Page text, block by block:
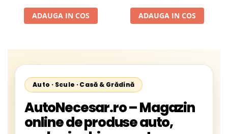
ADAUGA IN COS ADAUGA IN COS
Auto · Scule · Casă & Grădină
AutoNecesar.ro – Magazin
online de produse auto,